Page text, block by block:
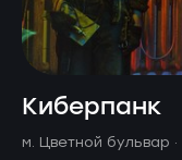
Киберпанк
м. Цветной бульвар ·